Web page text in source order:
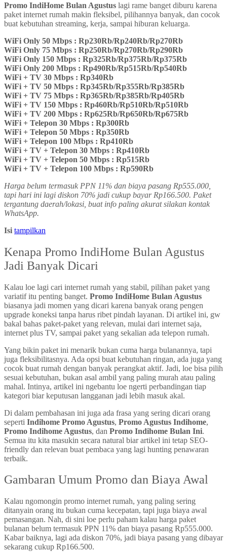
Promo IndiHome Bulan Agustus lagi rame banget diburu karena
paket internet rumah makin fleksibel, pilihannya banyak, dan cocok
buat kebutuhan streaming, kerja, sampai hiburan keluarga.
WiFi Only 50 Mbps : Rp230Rb/Rp240Rb/Rp270Rb
WiFi Only 75 Mbps : Rp250Rb/Rp270Rb/Rp290Rb
WiFi Only 150 Mbps : Rp325Rb/Rp375Rb/Rp375Rb
WiFi Only 200 Mbps : Rp490Rb/Rp515Rb/Rp540Rb
WiFi + TV 30 Mbps : Rp340Rb
WiFi + TV 50 Mbps : Rp345Rb/Rp355Rb/Rp385Rb
WiFi + TV 75 Mbps : Rp365Rb/Rp385Rb/Rp405Rb
WiFi + TV 150 Mbps : Rp460Rb/Rp510Rb/Rp510Rb
WiFi + TV 200 Mbps : Rp625Rb/Rp650Rb/Rp675Rb
WiFi + Telepon 30 Mbps : Rp300Rb
WiFi + Telepon 50 Mbps : Rp350Rb
WiFi + Telepon 100 Mbps : Rp410Rb
WiFi + TV + Telepon 30 Mbps : Rp410Rb
WiFi + TV + Telepon 50 Mbps : Rp515Rb
WiFi + TV + Telepon 100 Mbps : Rp590Rb
Harga belum termasuk PPN 11% dan biaya pasang Rp555.000,
tapi hari ini lagi diskon 70% jadi cukup bayar Rp166.500. Paket
tergantung daerah/lokasi, buat info paling akurat silakan kontak
WhatsApp.
Isi tampilkan
Kenapa Promo IndiHome Bulan Agustus
Jadi Banyak Dicari
Kalau loe lagi cari internet rumah yang stabil, pilihan paket yang
variatif itu penting banget. Promo IndiHome Bulan Agustus
biasanya jadi momen yang dicari karena banyak orang pengen
upgrade koneksi tanpa harus ribet pindah layanan. Di artikel ini, gw
bakal bahas paket-paket yang relevan, mulai dari internet saja,
internet plus TV, sampai paket yang sekalian ada telepon rumah.
Yang bikin paket ini menarik bukan cuma harga bulanannya, tapi
juga fleksibilitasnya. Ada opsi buat kebutuhan ringan, ada juga yang
cocok buat rumah dengan banyak perangkat aktif. Jadi, loe bisa pilih
sesuai kebutuhan, bukan asal ambil yang paling murah atau paling
mahal. Intinya, artikel ini ngebantu loe ngerti perbandingan tiap
kategori biar keputusan langganan jadi lebih masuk akal.
Di dalam pembahasan ini juga ada frasa yang sering dicari orang
seperti Indihome Promo Agustus, Promo Agustus Indihome,
Promo Indihome Agustus, dan Promo Indihome Bulan Ini.
Semua itu kita masukin secara natural biar artikel ini tetap SEO-
friendly dan relevan buat pembaca yang lagi hunting penawaran
terbaik.
Gambaran Umum Promo dan Biaya Awal
Kalau ngomongin promo internet rumah, yang paling sering
ditanyain orang itu bukan cuma kecepatan, tapi juga biaya awal
pemasangan. Nah, di sini loe perlu paham kalau harga paket
bulanan belum termasuk PPN 11% dan biaya pasang Rp555.000.
Kabar baiknya, lagi ada diskon 70%, jadi biaya pasang yang dibayar
sekarang cukup Rp166.500.